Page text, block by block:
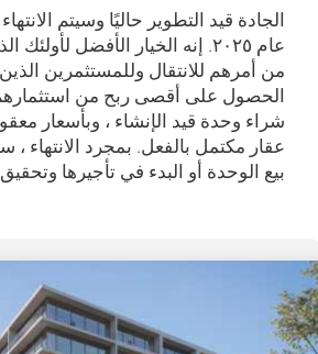
الجادة قيد التطوير حاليًا وسيتم
عام ۲۰۲٥. إنه الخيار الأفضل
من أمرهم للانتقال وللمستثمرين
الحصول على أقصى ربح من
شراء وحدة قيد الإنشاء ، وبأسعار
عقار مكتمل بالفعل. بمجرد الانتهاء
بيع الوحدة أو البدء في تأجيرها